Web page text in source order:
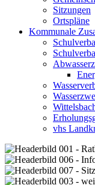
Sitzungen
Ortspläne
Kommunale
vhs